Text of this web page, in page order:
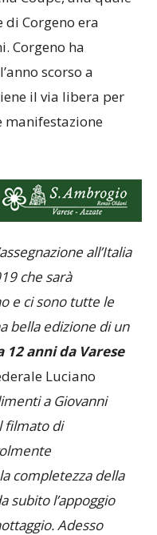
Corgeno era
Corgeno ha
scorso a
il via libera per
all’Italia
che sarà
e ci sono tutte le
bella edizione di un
anni da Varese
Luciano
a Giovanni
filmato di
completezza della
subito l’appoggio
Adesso